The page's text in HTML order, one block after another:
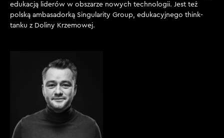
edukacją liderów w obszarze nowych technologii. Jest też
polską ambasadorką Singularity Group, edukacyjnego think-
tanku z Doliny Krzemowej.